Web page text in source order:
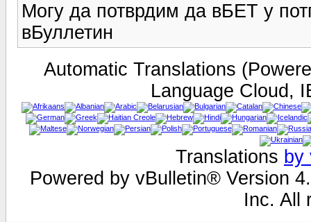
Могу да потврдим да вБЕТ у
вБуллетин
Automatic Translations
Language Cloud,
Translations by
Powered by vBulletin® Version
Inc. All